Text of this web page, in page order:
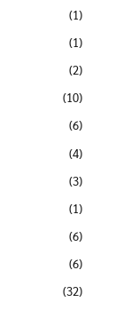
(1)
(1)
(2)
(10)
(6)
(4)
(3)
(1)
(6)
(6)
(32)